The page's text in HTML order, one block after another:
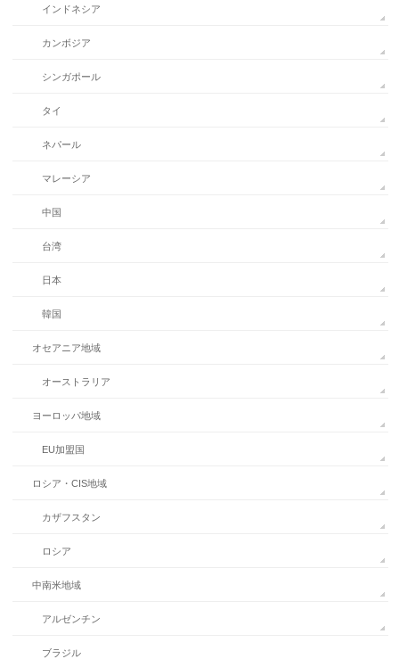
インドネシア
カンボジア
シンガポール
タイ
ネパール
マレーシア
中国
台湾
日本
韓国
オセアニア地域
オーストラリア
ヨーロッパ地域
EU加盟国
ロシア・CIS地域
カザフスタン
ロシア
中南米地域
アルゼンチン
ブラジル